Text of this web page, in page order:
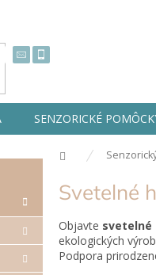
SENZORICKÉ
Domov
Svetelné
Objavte svetelné
ekologických
Podpora